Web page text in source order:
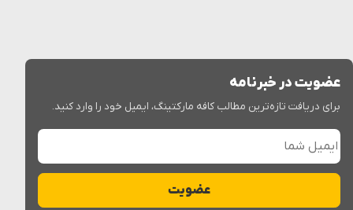
عضویت در خبرنامه
برای دریافت تازه‌ترین مطالب کافه مارکتینگ، ایمیل خود را وارد کنید.
ایمیل شما
عضویت